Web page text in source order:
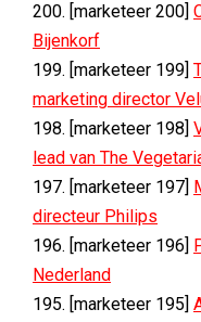
200. [marketeer 200]
Bijenkorf
199. [marketeer 199]
marketing director
198. [marketeer 198]
lead van The
197. [marketeer 197]
directeur Philips
196. [marketeer 196]
Nederland
195. [marketeer 195]